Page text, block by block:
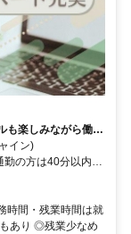
楽しみながら働け
イン)
時間・残業時間は就
あり ◎残業少なめ